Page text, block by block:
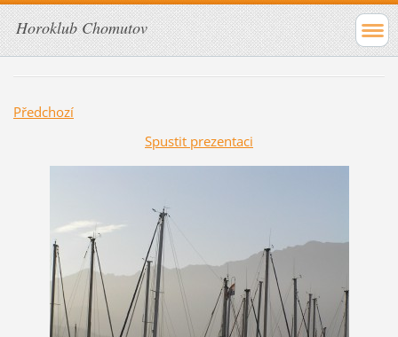
Horoklub Chomutov
Předchozí
Spustit prezentaci